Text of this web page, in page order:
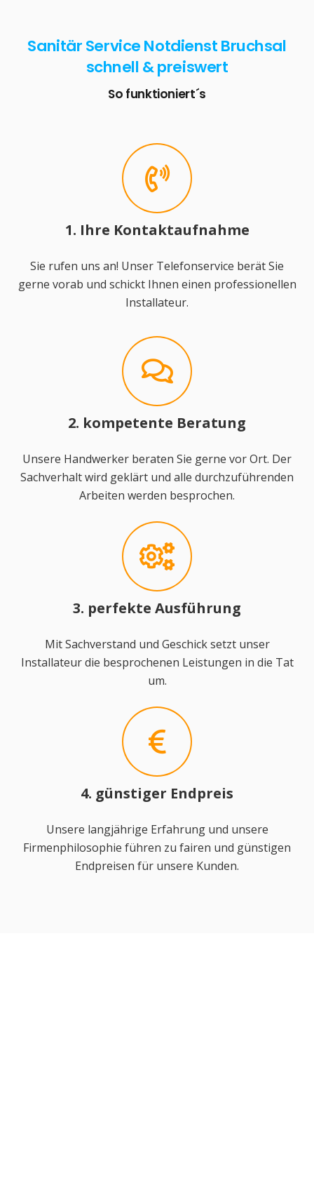
Sanitär Service Notdienst Bruchsal
schnell & preiswert
So funktioniert´s
1. Ihre Kontaktaufnahme
Sie rufen uns an! Unser Telefonservice berät Sie
gerne vorab und schickt Ihnen einen professionellen
Installateur.
2. kompetente Beratung
Unsere Handwerker beraten Sie gerne vor Ort. Der
Sachverhalt wird geklärt und alle durchzuführenden
Arbeiten werden besprochen.
3. perfekte Ausführung
Mit Sachverstand und Geschick setzt unser
Installateur die besprochenen Leistungen in die Tat
um.
4. günstiger Endpreis
Unsere langjährige Erfahrung und unsere
Firmenphilosophie führen zu fairen und günstigen
Endpreisen für unsere Kunden.